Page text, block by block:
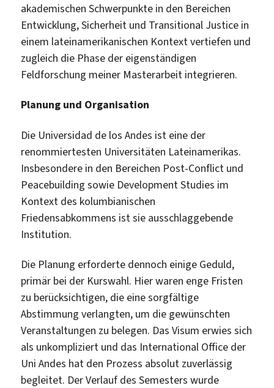
akademischen Schwerpunkte in den Bereichen
Entwicklung, Sicherheit und Transitional Justice in
einem lateinamerikanischen Kontext vertiefen und
zugleich die Phase der eigenständigen
Feldforschung meiner Masterarbeit integrieren.
Planung und Organisation
Die Universidad de los Andes ist eine der
renommiertesten Universitäten Lateinamerikas.
Insbesondere in den Bereichen Post-Conflict und
Peacebuilding sowie Development Studies im
Kontext des kolumbianischen
Friedensabkommens ist sie ausschlaggebende
Institution.
Die Planung erforderte dennoch einige Geduld,
primär bei der Kurswahl. Hier waren enge Fristen
zu berücksichtigen, die eine sorgfältige
Abstimmung verlangten, um die gewünschten
Veranstaltungen zu belegen. Das Visum erwies sich
als unkompliziert und das International Office der
Uni Andes hat den Prozess absolut zuverlässig
begleitet. Der Verlauf des Semesters wurde